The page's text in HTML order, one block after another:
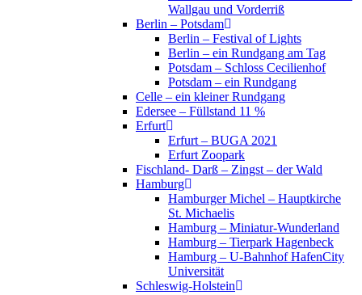
Wallgau und Vorderriß
Berlin – Potsdam
Berlin – Festival of Lights
Berlin – ein Rundgang am Tag
Potsdam – Schloss Cecilienhof
Potsdam – ein Rundgang
Celle – ein kleiner Rundgang
Edersee – Füllstand 11 %
Erfurt
Erfurt – BUGA 2021
Erfurt Zoopark
Fischland- Darß – Zingst – der Wald
Hamburg
Hamburger Michel – Hauptkirche
St. Michaelis
Hamburg – Miniatur-Wunderland
Hamburg – Tierpark Hagenbeck
Hamburg – U-Bahnhof HafenCity
Universität
Schleswig-Holstein